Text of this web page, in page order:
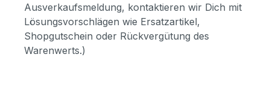
Ausverkaufsmeldung, kontaktieren wir Dich mit
Lösungsvorschlägen wie Ersatzartikel,
Shopgutschein oder Rückvergütung des
Warenwerts.)